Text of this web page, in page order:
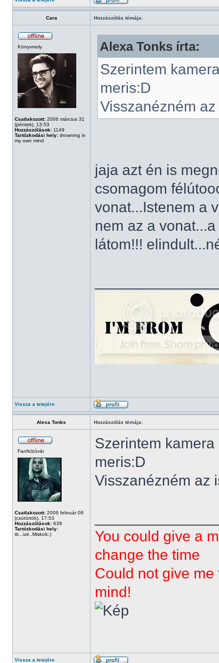
Cara Hozzászólás témája:
Könyvmoly
Csatlakozott: 2006 március 31
(péntek), 13:53
Hozzászólások: 1149
Tartózkodási hely: drowning in
my own mind
Alexa Tonks írta:
Szerintem
meris:D
Visszanézném
jaja azt én is
csomagom
vonat...Istenem a
nem az a
látom!!!
Vissza a tetejére
Alexa Tonks Hozzászólás témája:
Fanficbúvár
Csatlakozott: 2006 február 09
(csütörtök), 17:53
Hozzászólások: 639
Tartózkodási hely:
itt...izé..Miskolc:)
Szerintem
meris:D
Visszanézném az
You could give a
change the time
Could not give
mind!
Vissza a tetejére